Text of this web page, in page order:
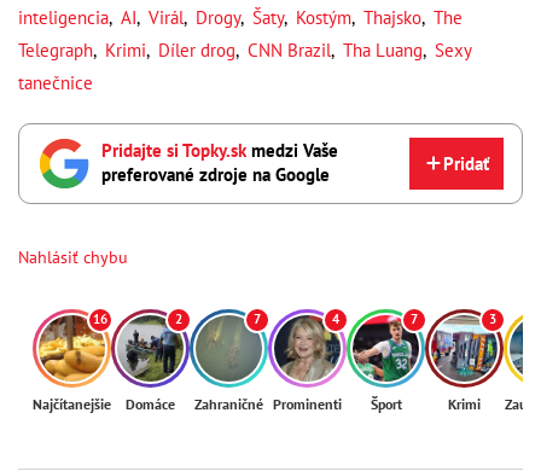
inteligencia, AI, Virál, Drogy, Šaty, Kostým, Thajsko, The
Telegraph, Krimi, Díler drog, CNN Brazil, Tha Luang, Sexy
tanečnice
Pridajte si Topky.skmedzi Vaše
preferované zdroje na Google
Pridať
Nahlásiť chybu
16
Najčítanejšie
2
Domáce
7
Zahraničné
4
Prominenti
7
Šport
3
Krimi